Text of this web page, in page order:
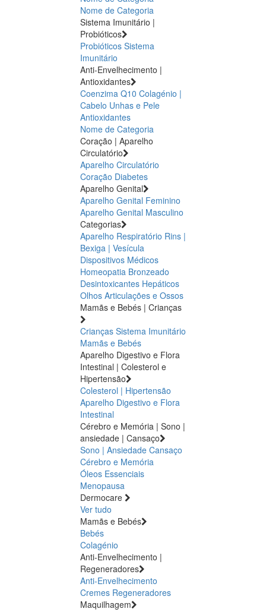
Nome de Categoria
Sistema Imunitário |
Probióticos
Probióticos Sistema
Imunitário
Anti-Envelhecimento |
Antioxidantes
Coenzima Q10 Colagénio |
Cabelo Unhas e Pele
Antioxidantes
Nome de Categoria
Coração | Aparelho
Circulatório
Aparelho Circulatório
Coração Diabetes
Aparelho Genital
Aparelho Genital Feminino
Aparelho Genital Masculino
Categorias
Aparelho Respiratório Rins |
Bexiga | Vesícula
Dispositivos Médicos
Homeopatia Bronzeado
Desintoxicantes Hepáticos
Olhos Articulações e Ossos
Mamãs e Bebés | Crianças
Crianças Sistema Imunitário
Mamãs e Bebés
Aparelho Digestivo e Flora
Intestinal | Colesterol e
Hipertensão
Colesterol | Hipertensão
Aparelho Digestivo e Flora
Intestinal
Cérebro e Memória | Sono |
ansiedade | Cansaço
Sono | Ansiedade Cansaço
Cérebro e Memória
Óleos Essenciais
Menopausa
Dermocare
Ver tudo
Mamãs e Bebés
Bebés
Colagénio
Anti-Envelhecimento |
Regeneradores
Anti-Envelhecimento
Cremes Regeneradores
Maquilhagem